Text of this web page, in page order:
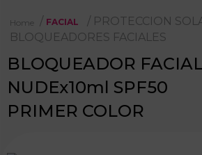
FACIAL
PROTECCION
BLOQUEADORES FACIALES
BLOQUEADOR
NUDEx10ml SPF50
PRIMER COLOR